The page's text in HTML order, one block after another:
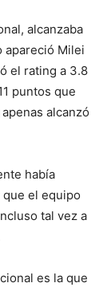
alcanzaba
apareció Milei
el rating a 3.8
puntos que
alcanzó
había
el equipo
tal vez a
es la que